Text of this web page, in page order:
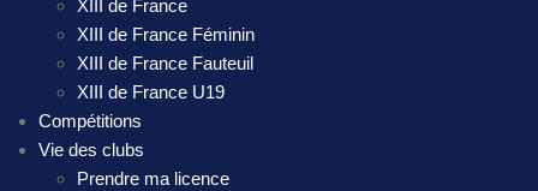
XIII de France
XIII de France Féminin
XIII de France Fauteuil
XIII de France U19
Compétitions
Vie des clubs
Prendre ma licence